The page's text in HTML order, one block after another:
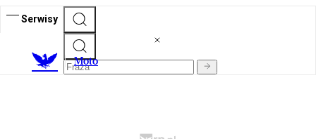
Serwisy
Moto